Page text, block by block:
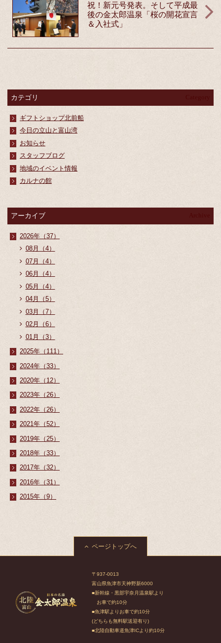
祝！新元号発表。そして平成最
後の金太郎温泉「桜の開花宣言
＆入社式」
カテゴリ
ギフトショップ北前船
今日の立山と富山湾
お知らせ
スタッフブログ
地域のイベント情報
カルナの館
アーカイブ
2026年（37）
08月（4）
07月（4）
06月（4）
05月（4）
04月（5）
03月（7）
02月（6）
01月（3）
2025年（111）
2024年（33）
2020年（12）
2023年（26）
2022年（26）
2021年（52）
2019年（25）
2018年（33）
2017年（32）
2016年（31）
2015年（9）
ページトップへ
〒937-0013
富山県魚津市天神野新6000
■新幹線・黒部宇奈月温泉駅より
お車で約10分
■魚津駅よりお車で約10分
(どちらも無料駅送迎有り)
■北陸自動車道魚津ICより約10分